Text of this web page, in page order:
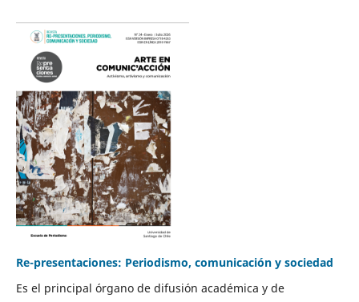
Re-presentaciones: Periodismo, comunicación y sociedad
Es el principal órgano de difusión académica y de